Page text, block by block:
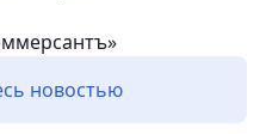
новостью